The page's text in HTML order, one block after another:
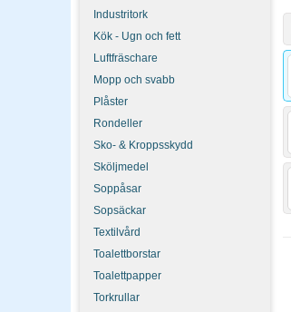
Industritork
Kök - Ugn och fett
Luftfräschare
Mopp och svabb
Plåster
Rondeller
Sko- & Kroppsskydd
Sköljmedel
Soppåsar
Sopsäckar
Textilvård
Toalettborstar
Toalettpapper
Torkrullar